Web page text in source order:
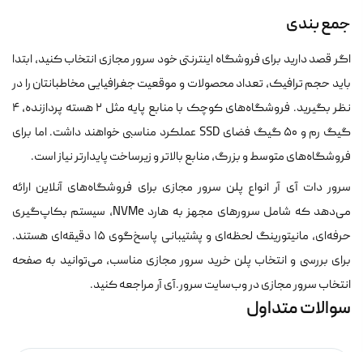
جمع بندی
اگر قصد دارید برای فروشگاه اینترنتی خود سرور مجازی انتخاب کنید، ابتدا
باید حجم ترافیک، تعداد محصولات و موقعیت جغرافیایی مخاطبانتان را در
نظر بگیرید. فروشگاه‌های کوچک با منابع پایه مثل ۲ هسته پردازنده، ۴
گیگ رم و ۵۰ گیگ فضای SSD عملکرد مناسبی خواهند داشت. اما برای
فروشگاه‌های متوسط و بزرگ، منابع بالاتر و زیرساخت پایدارتر نیاز است.
سرور دات آی آر انواع پلن‌ سرور مجازی برای فروشگاه‌های آنلاین ارائه
می‌دهد که شامل سرورهای مجهز به هارد NVMe، سیستم بکاپ‌گیری
حرفه‌ای، مانیتورینگ لحظه‌ای و پشتیبانی پاسخ‌گوی ۱۵ دقیقه‌ای هستند.
برای بررسی و انتخاب پلن خرید سرور مجازی مناسب، می‌توانید به صفحه
انتخاب سرور مجازی در وب‌سایت سرور.آی آر مراجعه کنید.
سوالات متداول